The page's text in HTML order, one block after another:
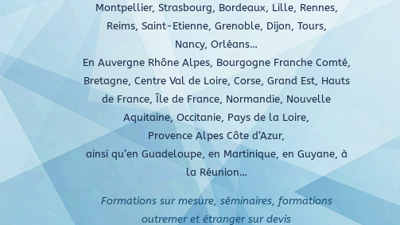
Montpellier, Strasbourg, Bordeaux, Lille, Rennes,
Reims, Saint-Etienne, Grenoble, Dijon, Tours,
Nancy, Orléans…
En Auvergne Rhône Alpes, Bourgogne Franche Comté,
Bretagne, Centre Val de Loire, Corse, Grand Est, Hauts
de France, Île de France, Normandie, Nouvelle
Aquitaine, Occitanie, Pays de la Loire,
Provence Alpes Côte d’Azur,
ainsi qu’en Guadeloupe, en Martinique, en Guyane, à
la Réunion…
Formations sur mesure, séminaires, formations
outremer et étranger sur devis